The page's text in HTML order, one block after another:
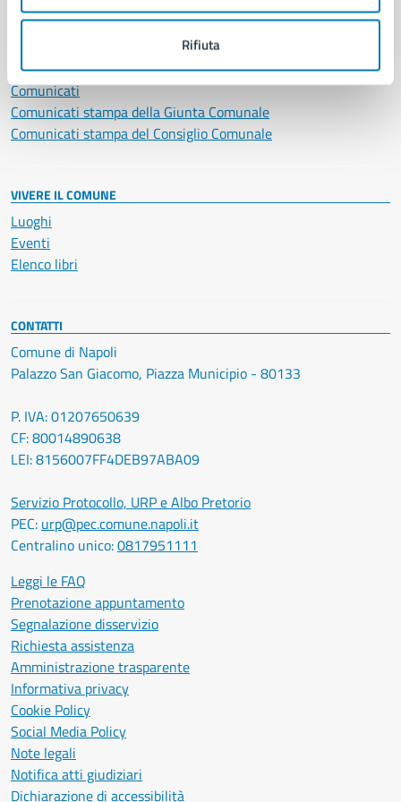
Rifiuta
NOVITÀ
Avvisi
Comunicati
Comunicati stampa della Giunta Comunale
Comunicati stampa del Consiglio Comunale
VIVERE IL COMUNE
Luoghi
Eventi
Elenco libri
CONTATTI
Comune di Napoli
Palazzo San Giacomo, Piazza Municipio - 80133
P. IVA: 01207650639
CF: 80014890638
LEI: 8156007FF4DEB97ABA09
Servizio Protocollo, URP e Albo Pretorio
PEC: urp@pec.comune.napoli.it
Centralino unico:0817951111
Leggi le FAQ
Prenotazione appuntamento
Segnalazione disservizio
Richiesta assistenza
Amministrazione trasparente
Informativa privacy
Cookie Policy
Social Media Policy
Note legali
Notifica atti giudiziari
Dichiarazione di accessibilità